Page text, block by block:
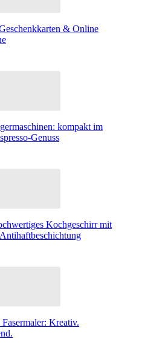
& Online
kompakt im
Genuss
Kochgeschirr mit
Kreativ.